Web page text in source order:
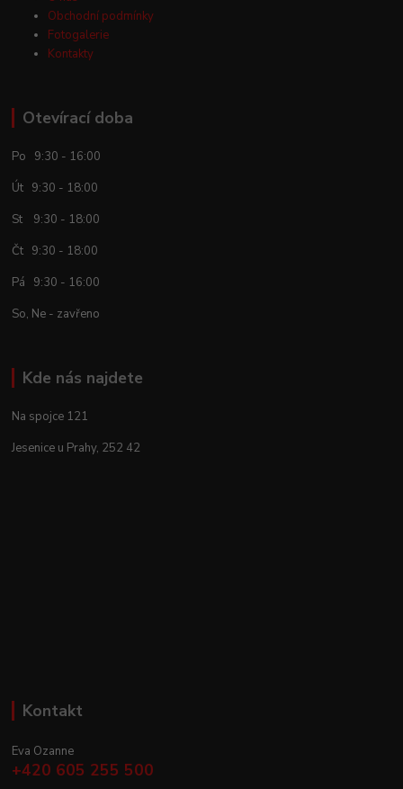
Obchodní podmínky
Fotogalerie
Kontakty
Otevírací doba
Po 9:30 - 16:00
Út 9:30 - 18:00
St 9:30 - 18:00
Čt 9:30 - 18:00
Pá 9:30 - 16:00
So, Ne - zavřeno
Kde nás najdete
Na spojce 121
Jesenice u Prahy, 252 42
Kontakt
Eva Ozanne
+420 605 255 500